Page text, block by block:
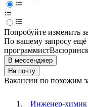
Попробуйте изменить
По вашему запросу ещё
программист
В мессенджер
На почту
Вакансии по похожим
Инженер-химик